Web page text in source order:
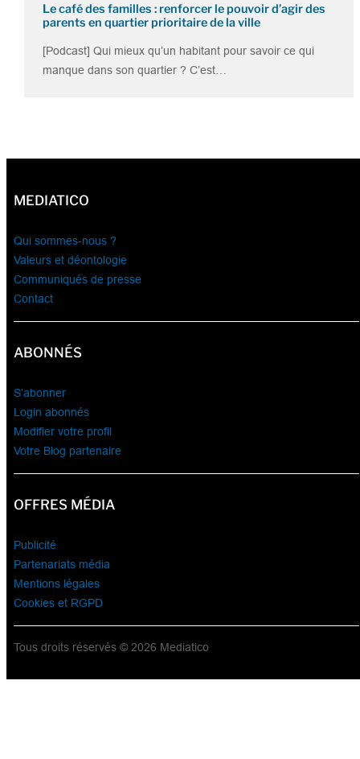
Le café des familles : renforcer le pouvoir d’agir des
parents en quartier prioritaire de la ville
[Podcast] Qui mieux qu’un habitant pour savoir ce qui
manque dans son quartier ? C’est…
MEDIATICO
Qui sommes-nous ?
Valeurs et déontologie
Communiqués de presse
Contact
ABONNÉS
S’abonner
Login abonnés
Modifier votre profil
Votre Blog partenaire
OFFRES MÉDIA
Publicité
Partenariats média
Mentions légales
Cookies et RGPD
Tous droits réservés © 2026 Mediatico